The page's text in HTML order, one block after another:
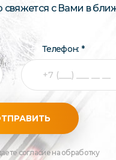
свяжется с Вами в
Телефон: *
согласие на обработку